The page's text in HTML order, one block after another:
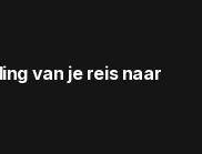
van je reis naar